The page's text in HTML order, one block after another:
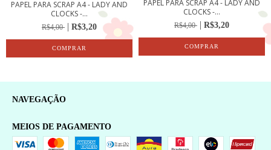
PAPEL PARA SCRAP A4 - LADY AND
CLOCKS -...
R$4,00 R$3,20
PAPEL PARA SCRAP A4 - LADY AND
CLOCKS -...
R$4,00 R$3,20
NAVEGAÇÃO
MEIOS DE PAGAMENTO